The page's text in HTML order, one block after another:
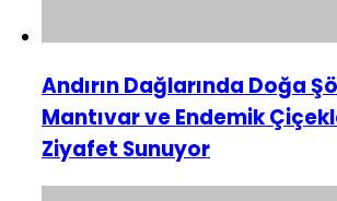
Andırın Dağlarında Doğa
Mantıvar ve Endemik
Ziyafet Sunuyor